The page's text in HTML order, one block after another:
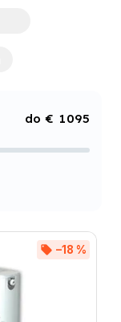
€ 1095
–18 %